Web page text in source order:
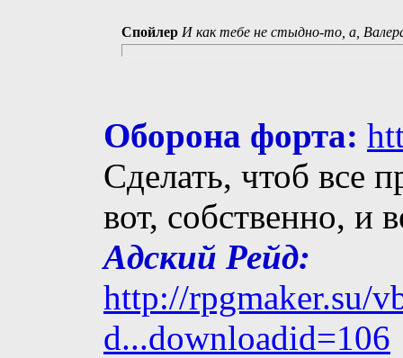
Спойлер И как тебе не стыдно-то, а,
Оборона форта:
Сделать, чтоб все
вот, собственно, и
Адский Рейд:
http://rpgmaker.su/
d...downloadid=106